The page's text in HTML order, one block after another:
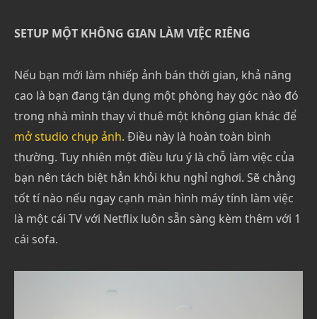
SETUP MỘT KHÔNG GIAN LÀM VIỆC RIÊNG
Nếu bạn mới làm nhiếp ảnh bán thời gian, khả năng
cao là bạn đang tận dụng một phòng hay góc nào đó
trong nhà mình thay vì thuê một không gian khác để
mở studio chụp ảnh. Điều này là hoàn toàn bình
thường. Tuy nhiên một điều lưu ý là chỗ làm việc của
bạn nên tách biệt hẳn khỏi khu nghỉ nghơi. Sẽ chẳng
tốt tí nào nếu ngay cạnh màn hình máy tính làm việc
là một cái TV với Netflix luôn sẵn sàng kèm thêm với 1
cái sofa.